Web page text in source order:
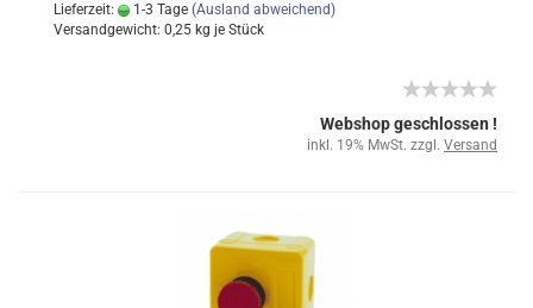
Lieferzeit: 1-3 Tage (Ausland abweichend)
Versandgewicht: 0,25 kg je Stück
Webshop geschlossen !
inkl. 19% MwSt. zzgl. Versand